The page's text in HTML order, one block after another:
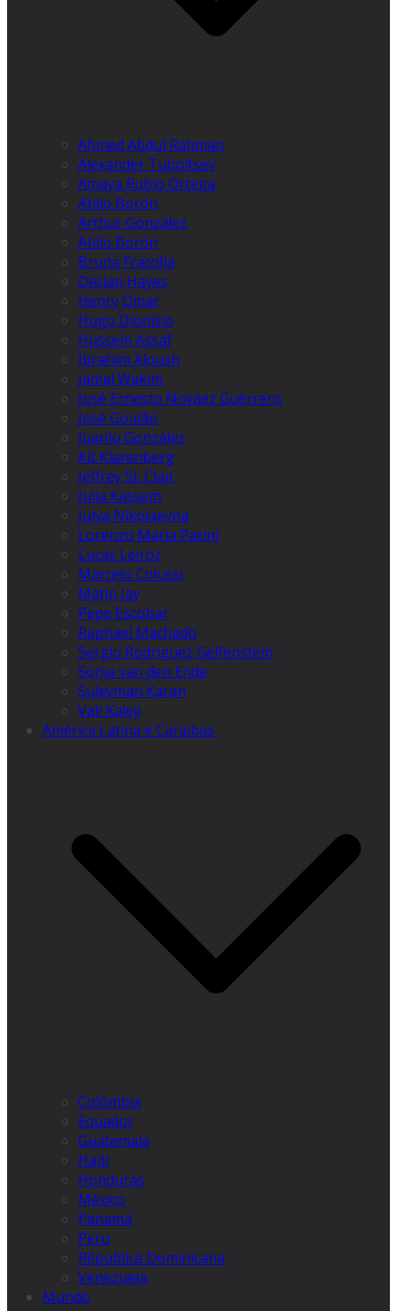
Ahmed Abdul Rahman
Alexander Tuboltsev
Amaya Rubio Ortega
Atilio Borón
Arthur González
Atilio Borón
Bruna Fracolla
Declan Hayes
Henry Omar
Hugo Dionísio
Hussein Assaf
Ibrahim Aloush
Jamal Wakim
José Ernesto Nováez Guerrero
José Goulão
Juanlu González
Kit Klarenberg
Jeffrey St. Clair
Julia Kassem
Julya Nikolaevna
Lorenzo Maria Pacini
Lucas Leiroz
Marcelo Colussi
Matin Jay
Pepe Escobar
Raphael Machado
Sergio Rodríguez Gelfenstein
Sonja van den Ende
Suleyman Karan
Vali Kaleji
América Latina e Caraíbas
Colômbia
Equador
Guatemala
Haiti
Honduras
México
Panamá
Peru
Républica Dominicana
Venezuela
Mundo